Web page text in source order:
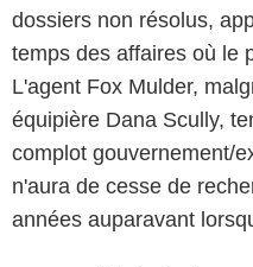
dossiers non résolus,
temps des affaires où le
L'agent Fox Mulder,
équipière Dana Scully,
complot gouvernement/
n'aura de cesse de
années auparavant